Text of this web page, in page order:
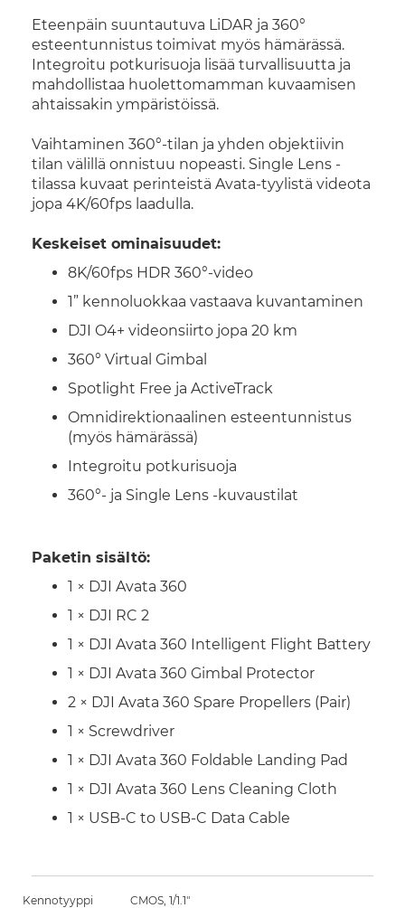
Eteenpäin suuntautuva LiDAR ja 360°
esteentunnistus toimivat myös hämärässä.
Integroitu potkurisuoja lisää turvallisuutta ja
mahdollistaa huolettomamman kuvaamisen
ahtaissakin ympäristöissä.
Vaihtaminen 360°-tilan ja yhden objektiivin
tilan välillä onnistuu nopeasti. Single Lens -
tilassa kuvaat perinteistä Avata-tyylistä videota
jopa 4K/60fps laadulla.
Keskeiset ominaisuudet:
8K/60fps HDR 360°-video
1” kennoluokkaa vastaava kuvantaminen
DJI O4+ videonsiirto jopa 20 km
360° Virtual Gimbal
Spotlight Free ja ActiveTrack
Omnidirektionaalinen esteentunnistus
(myös hämärässä)
Integroitu potkurisuoja
360°- ja Single Lens -kuvaustilat
Paketin sisältö:
1 × DJI Avata 360
1 × DJI RC 2
1 × DJI Avata 360 Intelligent Flight Battery
1 × DJI Avata 360 Gimbal Protector
2 × DJI Avata 360 Spare Propellers (Pair)
1 × Screwdriver
1 × DJI Avata 360 Foldable Landing Pad
1 × DJI Avata 360 Lens Cleaning Cloth
1 × USB-C to USB-C Data Cable
Kennotyyppi CMOS, 1/1.1"